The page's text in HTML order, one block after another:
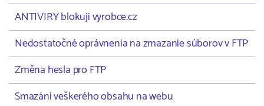
ANTIVIRY blokuji vyrobce.cz
Nedostatočné oprávnenia na zmazanie súborov v FTP
Změna hesla pro FTP
Smazání veškerého obsahu na webu